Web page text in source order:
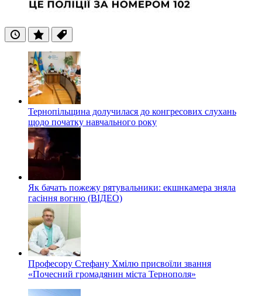
ОстанніПопулярні
Теги
Тернопільщина долучилася до конгресових слухань
щодо початку навчального року
Як бачать пожежу рятувальники: екшнкамера зняла
гасіння вогню (ВІДЕО)
Професору Стефану Хмілю присвоїли звання
«Почесний громадянин міста Тернополя»